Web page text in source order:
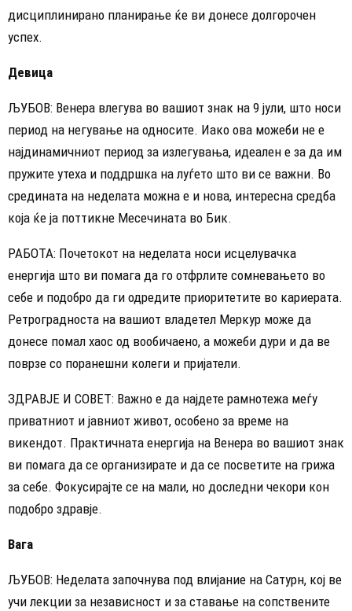
дисциплинирано планирање ќе ви донесе долгорочен
успех.
Девица
ЉУБОВ: Венера влегува во вашиот знак на 9 јули, што носи
период на негување на односите. Иако ова можеби не е
најдинамичниот период за излегувања, идеален е за да им
пружите утеха и поддршка на луѓето што ви се важни. Во
средината на неделата можна е и нова, интересна средба
која ќе ја поттикне Месечината во Бик.
РАБОТА: Почетокот на неделата носи исцелувачка
енергија што ви помага да го отфрлите сомневањето во
себе и подобро да ги одредите приоритетите во кариерата.
Ретроградноста на вашиот владетел Меркур може да
донесе помал хаос од вообичаено, а можеби дури и да ве
поврзе со поранешни колеги и пријатели.
ЗДРАВЈЕ И СОВЕТ: Важно е да најдете рамнотежа меѓу
приватниот и јавниот живот, особено за време на
викендот. Практичната енергија на Венера во вашиот знак
ви помага да се организирате и да се посветите на грижа
за себе. Фокусирајте се на мали, но доследни чекори кон
подобро здравје.
Вага
ЉУБОВ: Неделата започнува под влијание на Сатурн, кој ве
учи лекции за независност и за ставање на сопствените